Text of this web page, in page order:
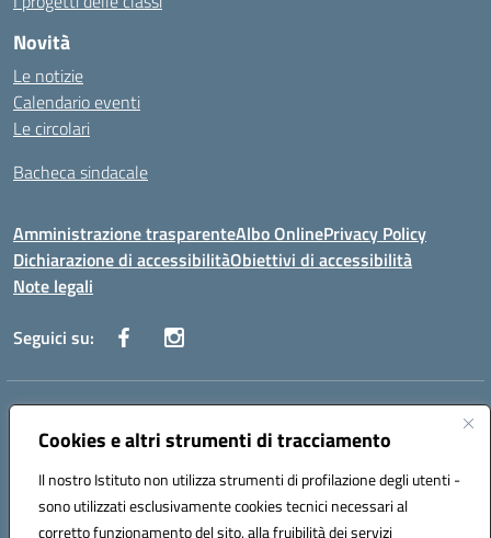
Cookies e altri strumenti di tracciamento
Il nostro Istituto non utilizza strumenti di profilazione degli utenti -
sono utilizzati esclusivamente cookies tecnici necessari al
corretto funzionamento del sito, alla fruibilità dei servizi
Novità
Le notizie
Calendario eventi
Le circolari
Bacheca sindacale
Amministrazione trasparenteAlbo OnlinePrivacy Policy
Dichiarazione di accessibilitàObiettivi di accessibilità
Note legali
Seguici su:
Indirizzo:
Centralino:0924 534873 Salemi - 0924534879 Partanna
Posta elettronica certificata (PEC):tpis002005@pec.istruzione.it
Codice fiscale: 90000320813